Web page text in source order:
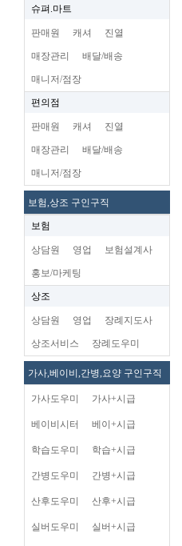
슈펴.마트
판매원 캐셔 진열
매장관리 배달/배송
매니저/점장
편의점
판매원 캐셔 진열
매장관리 배달/배송
매니저/점장
보험,상조 구인구직
보험
상담원 영업 보험설계사
홍보/마케팅
상조
상담원 영업 장례지도사
상조서비스 장례도우미
가사,베이비,간병,요양 구인구직
가사도우미 가사+시급
베이비시터 베이+시급
학습도우미 학습+시급
간병도우미 간병+시급
산후도우미 산후+시급
실버도우미 실버+시급